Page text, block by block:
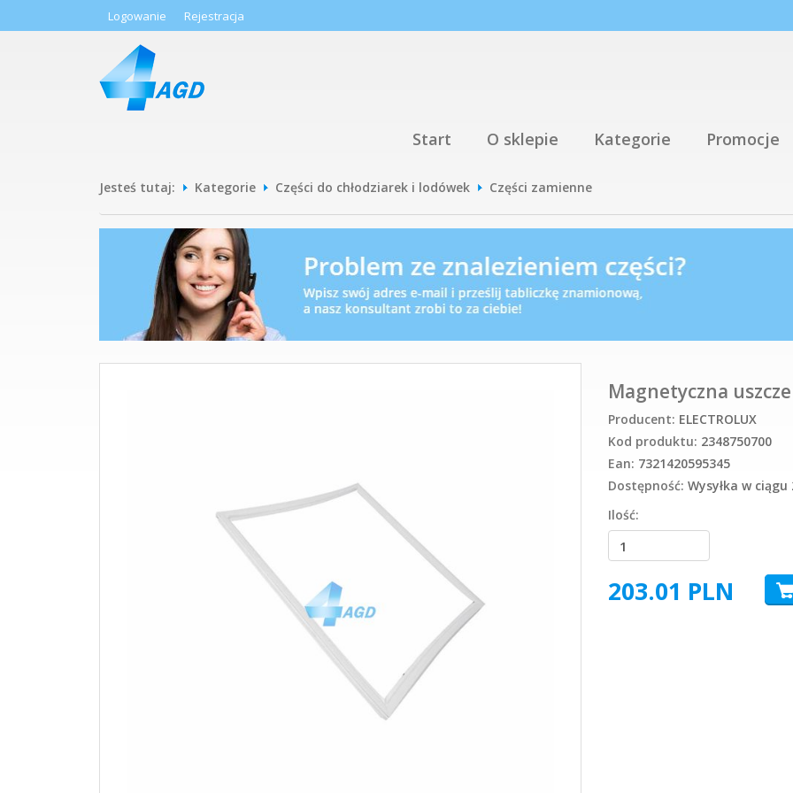
Logowanie Rejestracja
Start O sklepie Kategorie Promocje
Jesteś tutaj: Kategorie Części do chłodziarek i lodówek Części zamienne
Magnetyczna
Producent: ELECTROLUX
Kod produktu: 2348750700
Ean: 7321420595345
Dostępność: Wysyłka w ciągu
Ilość:
203.01 PLN